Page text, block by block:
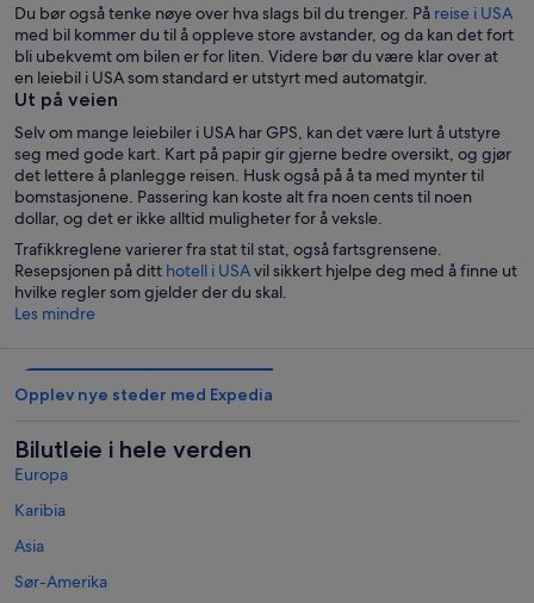
Du bør også tenke nøye over hva slags bil du trenger. På reise i USA
med bil kommer du til å oppleve store avstander, og da kan det fort
bli ubekvemt om bilen er for liten. Videre bør du være klar over at
en leiebil i USA som standard er utstyrt med automatgir.
Ut på veien
Selv om mange leiebiler i USA har GPS, kan det være lurt å utstyre
seg med gode kart. Kart på papir gir gjerne bedre oversikt, og gjør
det lettere å planlegge reisen. Husk også på å ta med mynter til
bomstasjonene. Passering kan koste alt fra noen cents til noen
dollar, og det er ikke alltid muligheter for å veksle.
Trafikkreglene varierer fra stat til stat, også fartsgrensene.
Resepsjonen på ditt hotell i USAvil sikkert hjelpe deg med å finne ut
hvilke regler som gjelder der du skal.
Les mindre
Opplev nye steder med Expedia
Bilutleie i hele verden
Europa
Karibia
Asia
Sør-Amerika